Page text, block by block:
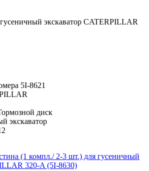
экскаватор CATERPILLAR
5I-8621
диск
экскаватор